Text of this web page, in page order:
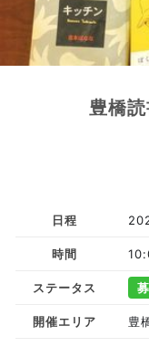
豊橋読
日程
時間
ステータス
開催エリア 豊